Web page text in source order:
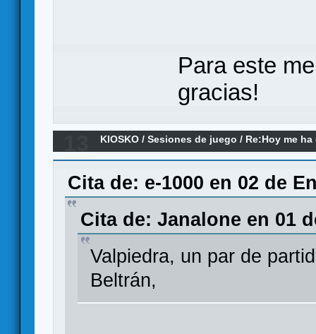
Para este
gracias!
KIOSKO /Sesiones de juego / Re:Hoy me
Cita de: e-1000 en 02 de
Cita de: Janalone en 01
Valpiedra, un par de
Beltrán,